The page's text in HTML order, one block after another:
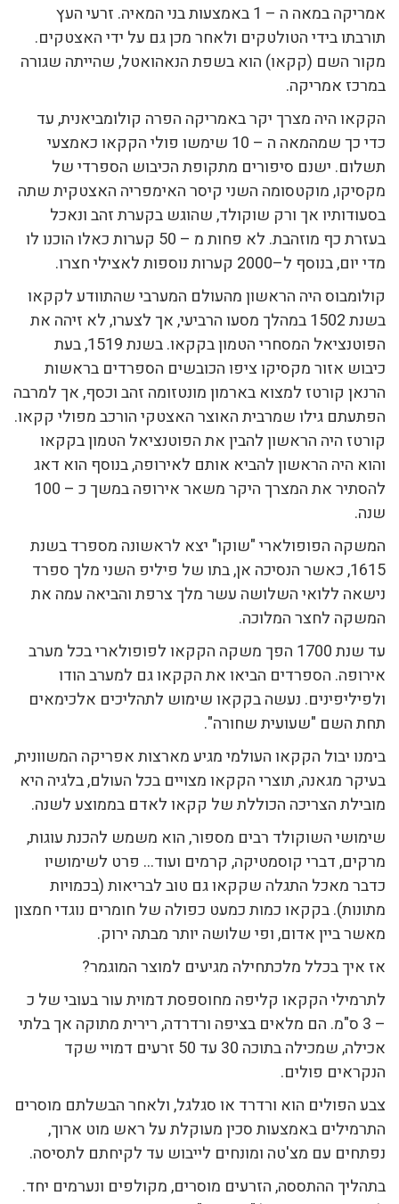
אמריקה במאה ה – 1 באמצעות בני המאיה. זרעי העץ
תורבתו בידי הטולטקים ולאחר מכן גם על ידי האצטקים.
מקור השם (קקאו) הוא בשפת הנאהואטל, שהייתה שגורה
במרכז אמריקה.
הקקאו היה מצרך יקר באמריקה הפרה קולומביאנית, עד
כדי כך שמהמאה ה – 10 שימשו פולי הקקאו כאמצעי
תשלום. ישנם סיפורים מתקופת הכיבוש הספרדי של
מקסיקו, מוקטסומה השני קיסר האימפריה האצטקית שתה
בסעודותיו אך ורק שוקולד, שהוגש בקערת זהב ונאכל
בעזרת כף מוזהבת. לא פחות מ – 50 קערות כאלו הוכנו לו
מדי יום, בנוסף ל–2000 קערות נוספות לאצילי חצרו.
קולומבוס היה הראשון מהעולם המערבי שהתוודע לקקאו
בשנת 1502 במהלך מסעו הרביעי, אך לצערו, לא זיהה את
הפוטנציאל המסחרי הטמון בקקאו. בשנת 1519, בעת
כיבוש אזור מקסיקו ציפו הכובשים הספרדים בראשות
הרנאן קורטז למצוא בארמון מונטזומה זהב וכסף, אך למרבה
הפתעתם גילו שמרבית האוצר האצטקי הורכב מפולי קקאו.
קורטז היה הראשון להבין את הפוטנציאל הטמון בקקאו
והוא היה הראשון להביא אותם לאירופה, בנוסף הוא דאג
להסתיר את המצרך היקר משאר אירופה במשך כ – 100
שנה.
המשקה הפופולארי "שוקו" יצא לראשונה מספרד בשנת
1615, כאשר הנסיכה אן, בתו של פיליפ השני מלך ספרד
נישאה ללואי השלושה עשר מלך צרפת והביאה עמה את
המשקה לחצר המלוכה.
עד שנת 1700 הפך משקה הקקאו לפופולארי בכל מערב
אירופה. הספרדים הביאו את הקקאו גם למערב הודו
ולפיליפינים. נעשה בקקאו שימוש לתהליכים אלכימאים
תחת השם "שעועית שחורה".
בימנו יבול הקקאו העולמי מגיע מארצות אפריקה המשוונית,
בעיקר מגאנה, תוצרי הקקאו מצויים בכל העולם, בלגיה היא
מובילת הצריכה הכוללת של קקאו לאדם בממוצע לשנה.
שימושי השוקולד רבים מספור, הוא משמש להכנת עוגות,
מרקים, דברי קוסמטיקה, קרמים ועוד… פרט לשימושיו
כדבר מאכל התגלה שקקאו גם טוב לבריאות (בכמויות
מתונות). בקקאו כמות כמעט כפולה של חומרים נוגדי חמצון
מאשר ביין אדום, ופי שלושה יותר מבתה ירוק.
אז איך בכלל מלכתחילה מגיעים למוצר המוגמר?
לתרמילי הקקאו קליפה מחוספסת דמוית עור בעובי של כ
– 3 ס"מ. הם מלאים בציפה ורדרדה, רירית מתוקה אך בלתי
אכילה, שמכילה בתוכה 30 עד 50 זרעים דמויי שקד
הנקראים פולים.
צבע הפולים הוא ורדרד או סגלגל, ולאחר הבשלתם מוסרים
התרמילים באמצעות סכין מעוקלת על ראש מוט ארוך,
נפתחים עם מצ'טה ומונחים לייבוש עד לקיחתם לתסיסה.
בתהליך ההתססה, הזרעים מוסרים, מקולפים ונערמים יחד.